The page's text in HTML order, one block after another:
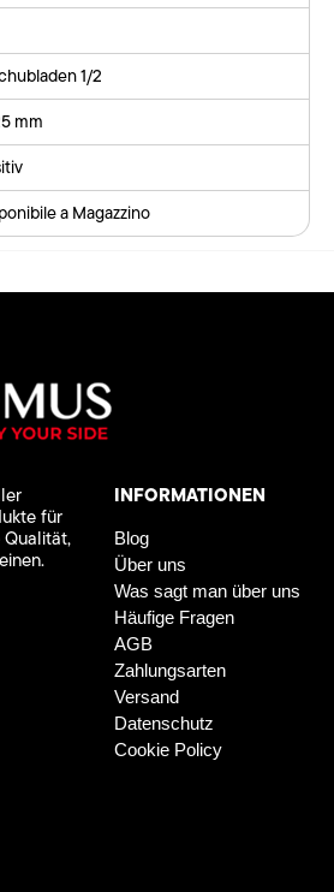
1/2
mm
a Magazzino
für
Qualität,
INFORMATIONEN
Blog
Über uns
Was sagt man über uns
Häufige Fragen
AGB
Zahlungsarten
Versand
Datenschutz
Cookie Policy